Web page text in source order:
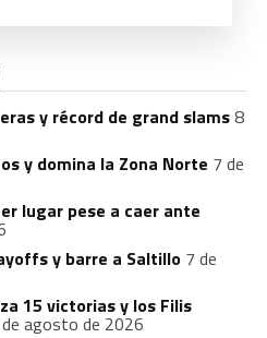
y récord de grand slams8
y domina la Zona Norte 7 de
lugar pese a caer ante
y barre a Saltillo 7 de
15 victorias y los Filis
agosto de 2026